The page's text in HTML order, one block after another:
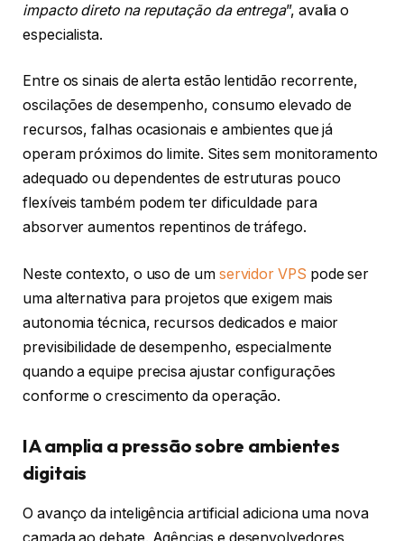
impacto direto na reputação da entrega”, avalia o
especialista.
Entre os sinais de alerta estão lentidão recorrente,
oscilações de desempenho, consumo elevado de
recursos, falhas ocasionais e ambientes que já
operam próximos do limite. Sites sem monitoramento
adequado ou dependentes de estruturas pouco
flexíveis também podem ter dificuldade para
absorver aumentos repentinos de tráfego.
Neste contexto, o uso de um servidor VPS pode ser
uma alternativa para projetos que exigem mais
autonomia técnica, recursos dedicados e maior
previsibilidade de desempenho, especialmente
quando a equipe precisa ajustar configurações
conforme o crescimento da operação.
IA amplia a pressão sobre ambientes
digitais
O avanço da inteligência artificial adiciona uma nova